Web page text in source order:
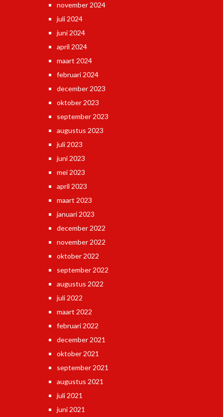
november 2024
juli 2024
juni 2024
april 2024
maart 2024
februari 2024
december 2023
oktober 2023
september 2023
augustus 2023
juli 2023
juni 2023
mei 2023
april 2023
maart 2023
januari 2023
december 2022
november 2022
oktober 2022
september 2022
augustus 2022
juli 2022
maart 2022
februari 2022
december 2021
oktober 2021
september 2021
augustus 2021
juli 2021
juni 2021